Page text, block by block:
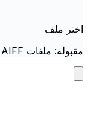
اختر ملف
مقبولة: ملفات AIFF · الحد الأقصى 100 MB لكل ملف